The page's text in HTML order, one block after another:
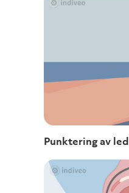
Punktering av led